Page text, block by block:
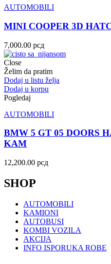
AUTOMOBILI
MINI COOPER 3D
7,000.00 рсд
Close
Želim da pratim
Dodaj u listu želja
Dodaj u korpu
Pogledaj
AUTOMOBILI
BMW 5 GT 05 DOORS
KAM
12,200.00 рсд
SHOP
AUTOMOBILI
KAMIONI
AUTOBUSI
KOMBI VOZILA
AKCIJA
INFO ISPORUKA ROBE